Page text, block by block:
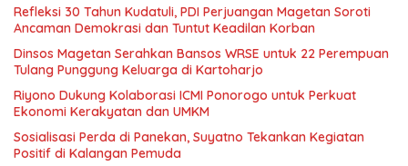
Refleksi 30 Tahun Kudatuli, PDI Perjuangan Magetan Soroti
Ancaman Demokrasi dan Tuntut Keadilan Korban
Dinsos Magetan Serahkan Bansos WRSE untuk 22 Perempuan
Tulang Punggung Keluarga di Kartoharjo
Riyono Dukung Kolaborasi ICMI Ponorogo untuk Perkuat
Ekonomi Kerakyatan dan UMKM
Sosialisasi Perda di Panekan, Suyatno Tekankan Kegiatan
Positif di Kalangan Pemuda